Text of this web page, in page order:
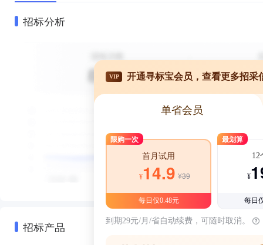
招标分析
招标产品
VIP 开通寻标宝会员，查看更多招采
单省会员
限购一次
首月试用
¥14.9 ¥39
每日仅0.48元
最划算
12
¥
每日
到期29元/月/省自动续费，可随时取消。